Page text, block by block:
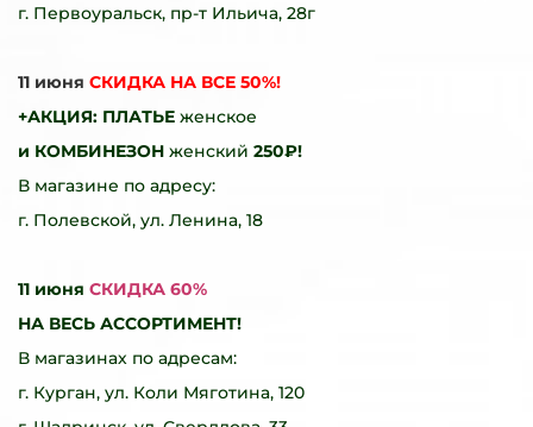
г. Первоуральск, пр-т Ильича, 28г
11 июня СКИДКА НА ВСЕ 50%!
+АКЦИЯ: ПЛАТЬЕ женское
и КОМБИНЕЗОН женский 250₽!
В магазине по адресу:
г. Полевской, ул. Ленина, 18
11 июня СКИДКА 60%
НА ВЕСЬ АССОРТИМЕНТ!
В магазинах по адресам:
г. Курган, ул. Коли Мяготина, 120